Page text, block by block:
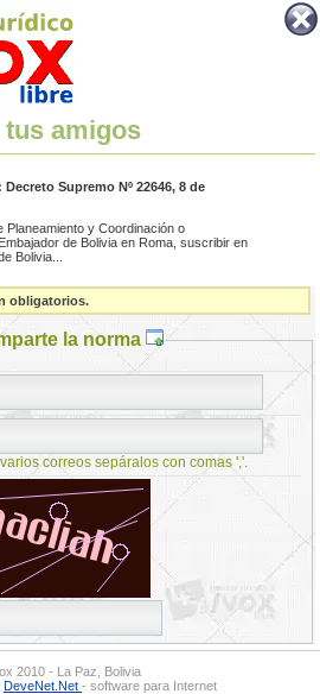
tus amigos
Supremo Nº 22646, 8 de
Planeamiento y Coordinación o
de Bolivia en Roma, suscribir en
Bolivia...
obligatorios.
la norma
correos sepáralos con comas ','.
2010 - La Paz, Bolivia
DeveNet.Net - software para Internet